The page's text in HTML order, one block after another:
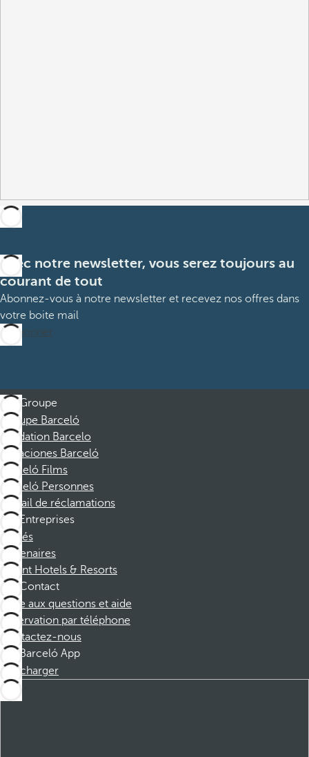
Avec notre newsletter, vous serez toujours au
courant de tout
Abonnez-vous à notre newsletter et recevez nos offres dans
votre boite mail
M’abonner
Groupe
Groupe Barceló
Fondation Barcelo
Vacaciones Barceló
Barceló Films
Barceló Personnes
Portail de réclamations
Entreprises
Affiliés
Partenaires
Dorint Hotels & Resorts
Contact
Foire aux questions et aide
Réservation par téléphone
Contactez-nous
Barceló App
Télécharger